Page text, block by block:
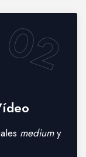
02
mediumy